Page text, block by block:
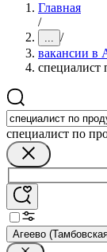
Главная
/
... /
вакансии в
специалист
специалист по
Агеево